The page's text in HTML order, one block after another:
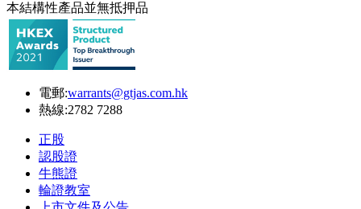
本結構性產品並無抵押品
電郵:warrants@gtjas.com.hk
熱線:2782 7288
正股
認股證
牛熊證
輪證教室